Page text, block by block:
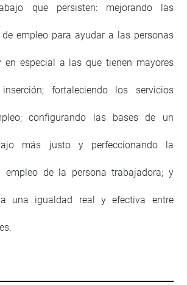
que persisten: mejorando las
empleo para ayudar a las personas
en especial a las que tienen mayores
fortaleciendo los servicios
configurando las bases de un
más justo y perfeccionando la
empleo de la persona trabajadora; y
una igualdad real y efectiva entre